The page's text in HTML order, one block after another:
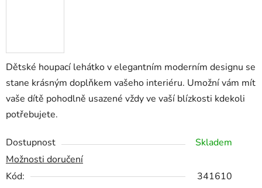
Dětské houpací lehátko v elegantním moderním designu se
stane krásným doplňkem vašeho interiéru. Umožní vám mít
vaše dítě pohodlně usazené vždy ve vaší blízkosti kdekoli
potřebujete.
Dostupnost
Skladem
Možnosti doručení
Kód:
341610